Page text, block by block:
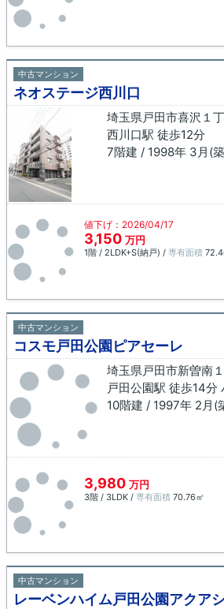
中古マンション
ネオステージ西川口
埼玉県戸田市喜沢１
西川口駅 徒歩12分
7階建 / 1998年 3月(
値下げ：2026/04/17
3,150 万円
1階 / 2LDK+S(納戸) / 専有面積
中古マンション
コスモ戸田公園ピアセーレ
埼玉県戸田市新曽南
10階建 / 1997年 2月(
3,980 万円
3階 / 3LDK / 専有面積 70.76㎡
中古マンション
レーベンハイム戸田公園アクア